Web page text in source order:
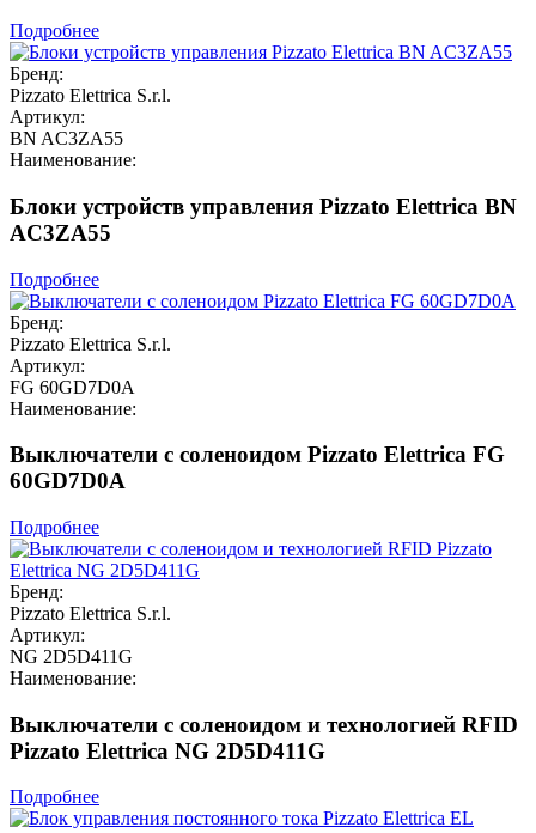
Подробнее
Бренд:
Pizzato Elettrica S.r.l.
Артикул:
BN AC3ZA55
Наименование:
Блоки устройств управления Pizzato Elettrica BN
AC3ZA55
Подробнее
Бренд:
Pizzato Elettrica S.r.l.
Артикул:
FG 60GD7D0A
Наименование:
Выключатели с соленоидом Pizzato Elettrica FG
60GD7D0A
Подробнее
Бренд:
Pizzato Elettrica S.r.l.
Артикул:
NG 2D5D411G
Наименование:
Выключатели с соленоидом и технологией RFID
Pizzato Elettrica NG 2D5D411G
Подробнее